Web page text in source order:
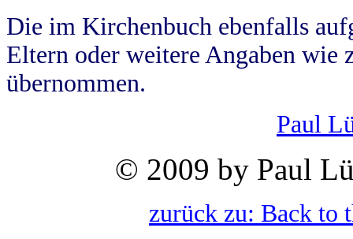
Die im Kirchenbuch ebenfalls
Eltern oder weitere Angaben wie
übernommen.
Paul
© 2009 by Paul
zurück zu: Back to